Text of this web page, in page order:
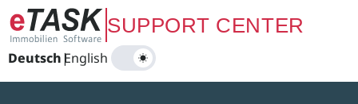
Zum Hauptinhalt springenSUPPORT CENTER
Deutsch|
English